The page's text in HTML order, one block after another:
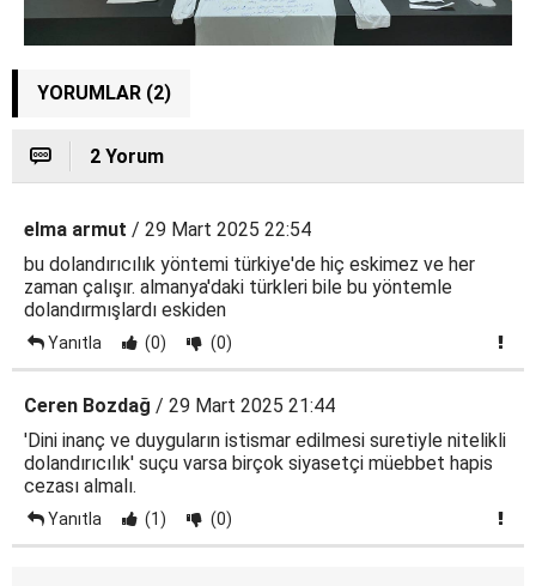
YORUMLAR (2)
2 Yorum
elma armut / 29 Mart 2025 22:54
bu dolandırıcılık yöntemi türkiye'de hiç eskimez ve her
zaman çalışır. almanya'daki türkleri bile bu yöntemle
dolandırmışlardı eskiden
Yanıtla (0) (0)
Ceren Bozdağ / 29 Mart 2025 21:44
'Dini inanç ve duyguların istismar edilmesi suretiyle nitelikli
dolandırıcılık' suçu varsa birçok siyasetçi müebbet hapis
cezası almalı.
Yanıtla (1) (0)